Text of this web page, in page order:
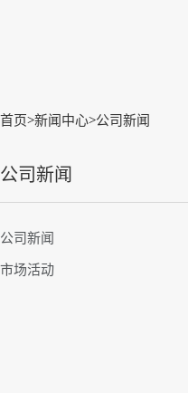
首页>新闻中心>公司新闻
公司新闻
公司新闻
市场活动